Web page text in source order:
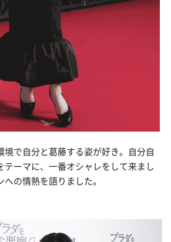
境で自分と葛藤する姿が好き。自分自
テーマに、一番オシャレをして来まし
の情熱を語りました。